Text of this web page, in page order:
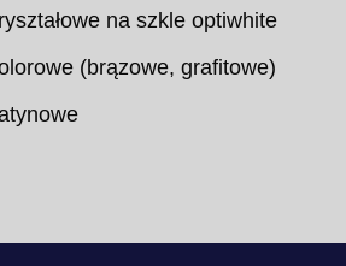
na szkle optiwhite
(brązowe, grafitowe)